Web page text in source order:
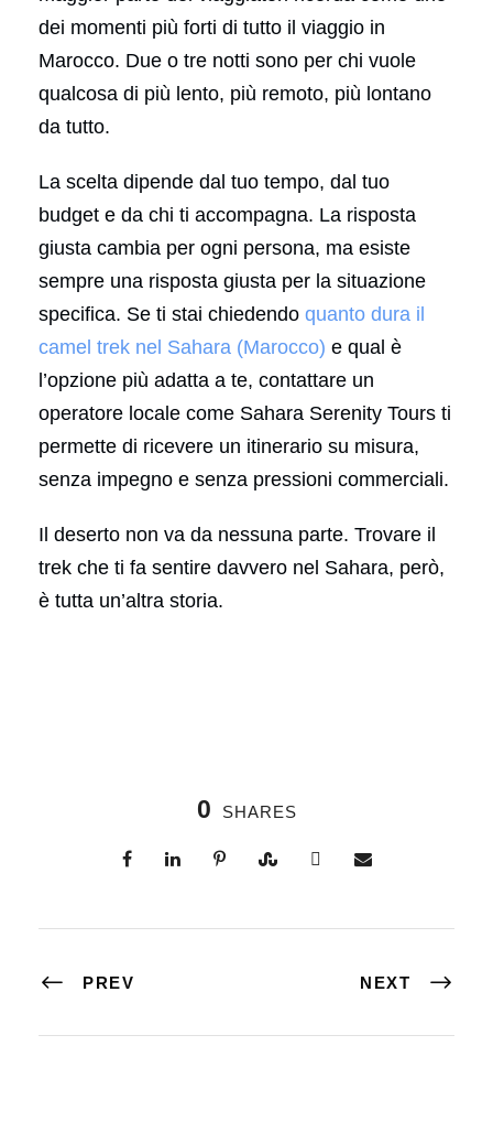
dei momenti più forti di tutto il viaggio in
Marocco. Due o tre notti sono per chi vuole
qualcosa di più lento, più remoto, più lontano
da tutto.
La scelta dipende dal tuo tempo, dal tuo
budget e da chi ti accompagna. La risposta
giusta cambia per ogni persona, ma esiste
sempre una risposta giusta per la situazione
specifica. Se ti stai chiedendo quanto dura il
camel trek nel Sahara (Marocco) e qual è
l’opzione più adatta a te, contattare un
operatore locale come Sahara Serenity Tours ti
permette di ricevere un itinerario su misura,
senza impegno e senza pressioni commerciali.
Il deserto non va da nessuna parte. Trovare il
trek che ti fa sentire davvero nel Sahara, però,
è tutta un’altra storia.
0 SHARES
PREV NEXT